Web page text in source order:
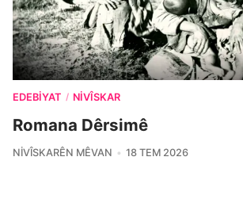
EDEBIYAT / NIVÎSKAR
Romana Dêrsimê
NIVÎSKARÊN MÊVAN 18 TEM 2026